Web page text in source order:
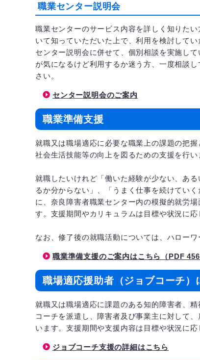
職業センター説明会
職業センターのサービス内容を詳しく知りた
いて知っていただいた上で、利用を検討してい
センター説明会に併せて、個別相談を実施し
が気になるけど利用するか迷う方、一度相談
さい。
センター説明会のご案内
職業準備支援
就職又は職場適応に必要な職業上の課題の把
社会生活技能等の向上を図るための支援を行い
就職したいけれど「働いた経験が少ない、あ
るか分からない」、「うまく仕事を続けてい
に、奈良障害者職業センター内の模擬的就労
す。支援期間やカリキュラムは目標や状況に
なお、修了後の就職活動については、ハローワ
職業準備支援のご案内はこちら（PDF 456
職場適応援助者（ジョブコーチ）
就職又は職場適応に課題のある知的障害者、
コーチを派遣し、障害者及び事業主に対して
います。支援期間や支援内容は目標や状況に
ジョブコーチ支援の詳細はこちら